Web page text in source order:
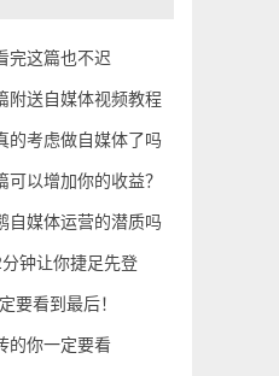
完这篇也不迟
附送自媒体视频教程
的考虑做自媒体了吗
以增加你的收益？
自媒体运营的潜质吗
钟让你捷足先登
要看到最后！
的你一定要看